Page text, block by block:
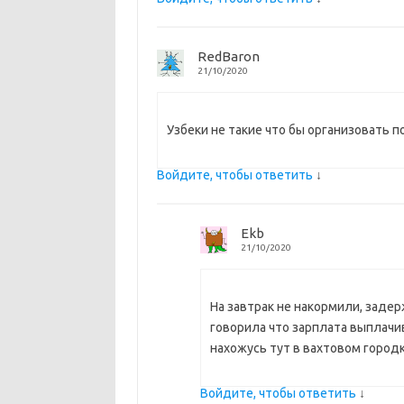
RedBaron
21/10/2020
Узбеки не такие что бы организовать
Войдите, чтобы ответить ↓
Ekb
21/10/2020
На завтрак не накормили,
говорила что зарплата
нахожусь тут в вахтовом
Войдите, чтобы ответить ↓